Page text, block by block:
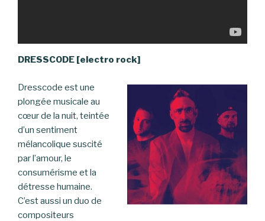
DRESSCODE [electro rock]
Dresscode est une
plongée musicale au
cœur de la nuit, teintée
d’un sentiment
mélancolique suscité
par l’amour, le
consumérisme et la
détresse humaine.
C’est aussi un duo de
compositeurs